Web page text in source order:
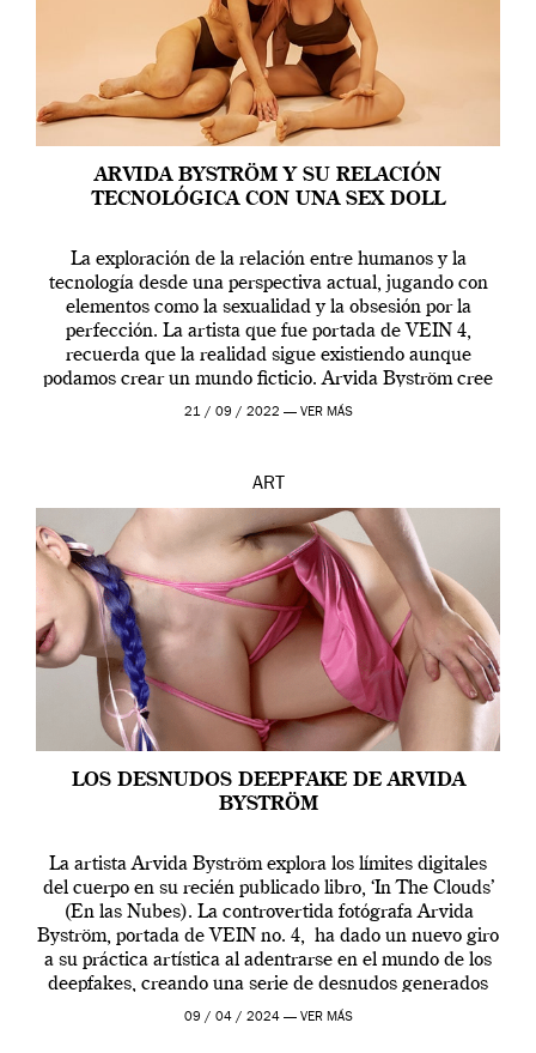
ARVIDA BYSTRÖM Y SU RELACIÓN
TECNOLÓGICA CON UNA SEX DOLL
La exploración de la relación entre humanos y la
tecnología desde una perspectiva actual, jugando con
elementos como la sexualidad y la obsesión por la
perfección. La artista que fue portada de VEIN 4,
recuerda que la realidad sigue existiendo aunque
podamos crear un mundo ficticio. Arvida Byström cree
que los humanos tienen un complejo […]
21 / 09 / 2022 — VER MÁS
ART
LOS DESNUDOS DEEPFAKE DE ARVIDA
BYSTRÖM
La artista Arvida Byström explora los límites digitales
del cuerpo en su recién publicado libro, ‘In The Clouds’
(En las Nubes). La controvertida fotógrafa Arvida
Byström, portada de VEIN no. 4, ha dado un nuevo giro
a su práctica artística al adentrarse en el mundo de los
deepfakes, creando una serie de desnudos generados
por […]
09 / 04 / 2024 — VER MÁS